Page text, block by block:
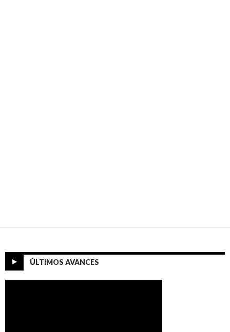
ÚLTIMOS AVANCES